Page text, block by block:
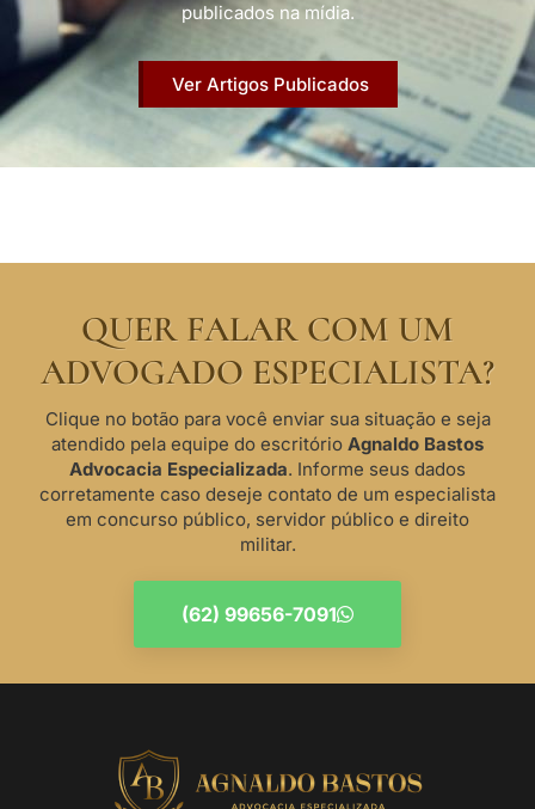
publicados na mídia.
Ver Artigos Publicados
QUER FALAR COM UM
ADVOGADO ESPECIALISTA?
Clique no botão para você enviar sua situação e seja
atendido pela equipe do escritório Agnaldo Bastos
Advocacia Especializada. Informe seus dados
corretamente caso deseje contato de um especialista
em concurso público, servidor público e direito
militar.
(62) 99656-7091